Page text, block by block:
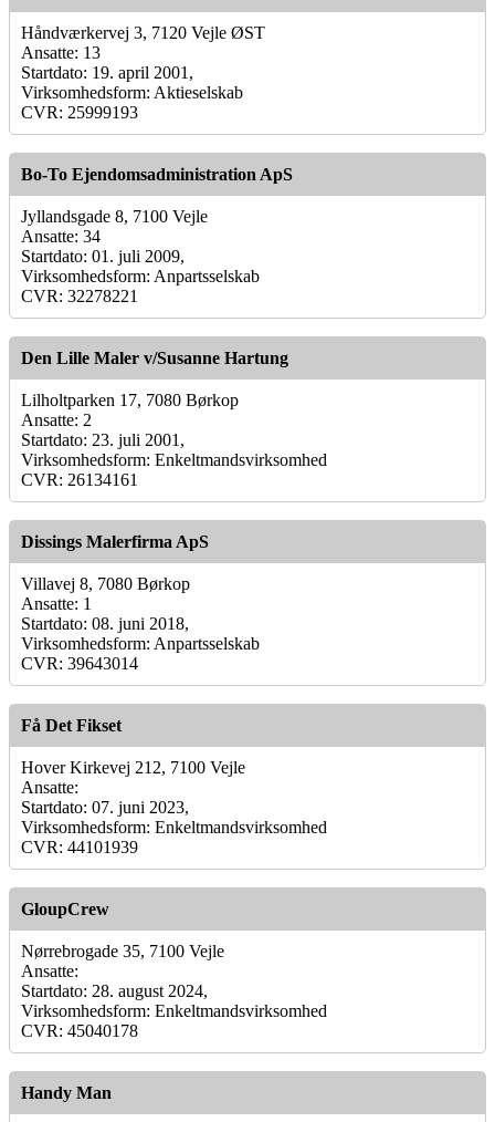
Håndværkervej 3, 7120 Vejle ØST
Ansatte: 13
Startdato: 19. april 2001,
Virksomhedsform: Aktieselskab
CVR: 25999193
Bo-To Ejendomsadministration ApS
Jyllandsgade 8, 7100 Vejle
Ansatte: 34
Startdato: 01. juli 2009,
Virksomhedsform: Anpartsselskab
CVR: 32278221
Den Lille Maler v/Susanne Hartung
Lilholtparken 17, 7080 Børkop
Ansatte: 2
Startdato: 23. juli 2001,
Virksomhedsform: Enkeltmandsvirksomhed
CVR: 26134161
Dissings Malerfirma ApS
Villavej 8, 7080 Børkop
Ansatte: 1
Startdato: 08. juni 2018,
Virksomhedsform: Anpartsselskab
CVR: 39643014
Få Det Fikset
Hover Kirkevej 212, 7100 Vejle
Ansatte:
Startdato: 07. juni 2023,
Virksomhedsform: Enkeltmandsvirksomhed
CVR: 44101939
GloupCrew
Nørrebrogade 35, 7100 Vejle
Ansatte:
Startdato: 28. august 2024,
Virksomhedsform: Enkeltmandsvirksomhed
CVR: 45040178
Handy Man